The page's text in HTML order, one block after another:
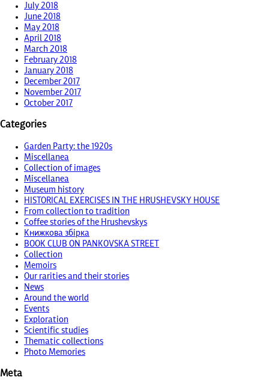
July 2018
June 2018
May 2018
April 2018
March 2018
February 2018
January 2018
December 2017
November 2017
October 2017
Categories
Garden Party: the 1920s
Miscellanea
Collection of images
Miscellanea
Museum history
HISTORICAL EXERCISES IN THE HRUSHEVSKY HOUSE
From collection to tradition
Coffee stories of the Hrushevskys
Книжкова збірка
BOOK CLUB ON PANKOVSKA STREET
Collection
Memoirs
Our rarities and their stories
News
Around the world
Events
Exploration
Scientific studies
Thematic collections
Photo Memories
Meta